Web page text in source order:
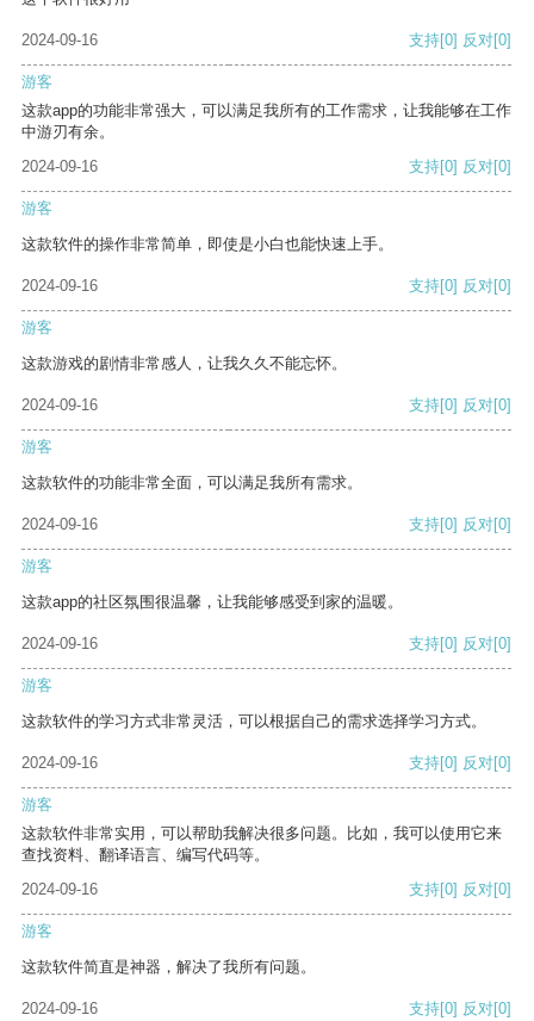
2024-09-16 支持[0] 反对[0]
游客
这款app的功能非常强大，可以满足我所有的工作需求，让我能够在工作
中游刃有余。
2024-09-16
支持[0] 反对[0]
游客
这款软件的操作非常简单，即使是小白也能快速上手。
2024-09-16 支持[0] 反对[0]
游客
这款游戏的剧情非常感人，让我久久不能忘怀。
2024-09-16 支持[0] 反对[0]
游客
这款软件的功能非常全面，可以满足我所有需求。
2024-09-16 支持[0] 反对[0]
游客
这款app的社区氛围很温馨，让我能够感受到家的温暖。
2024-09-16 支持[0] 反对[0]
游客
这款软件的学习方式非常灵活，可以根据自己的需求选择学习方式。
2024-09-16 支持[0] 反对[0]
游客
这款软件非常实用，可以帮助我解决很多问题。比如，我可以使用它来
查找资料、翻译语言、编写代码等。
2024-09-16
支持[0] 反对[0]
游客
这款软件简直是神器，解决了我所有问题。
2024-09-16 支持[0] 反对[0]